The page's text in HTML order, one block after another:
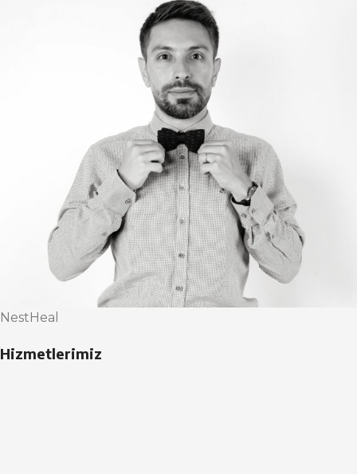
NestHeal
Hizmetlerimiz